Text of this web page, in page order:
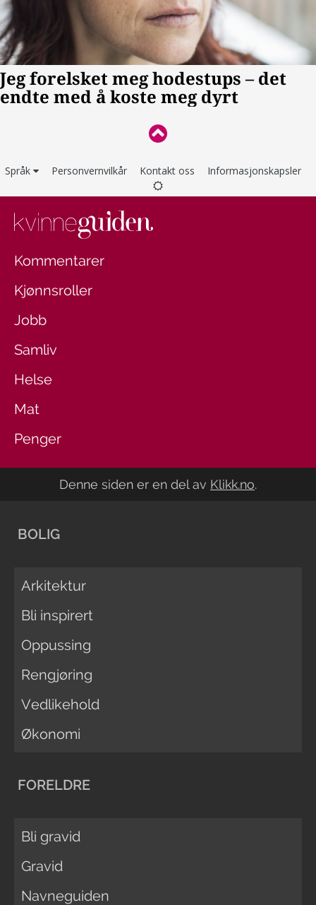
Språk Personvernvilkår Kontakt oss Informasjonskapsler
Kommentarer
Kjønnsroller
Jobb
Samliv
Helse
Mat
Penger
Denne siden er en del av Klikk.no.
BOLIG
Arkitektur
Bli inspirert
Oppussing
Rengjøring
Vedlikehold
Økonomi
FORELDRE
Bli gravid
Gravid
Navneguiden